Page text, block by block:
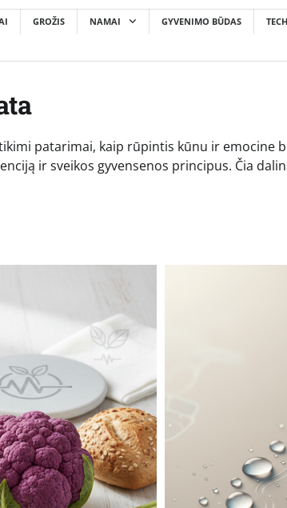
GROŽIS NAMAI GYVENIMO BŪDAS
patarimai, kaip rūpintis kūnu ir emocine
ir sveikos gyvensenos principus. Čia